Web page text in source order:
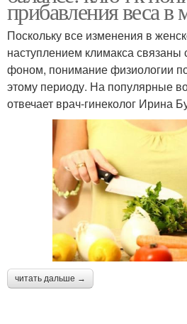
прибавления веса в
Поскольку все изменения в
наступлением климакса
фоном, понимание физиологии
этому периоду. На популярные
отвечает врач-гинеколог Ирина
читать дальше →